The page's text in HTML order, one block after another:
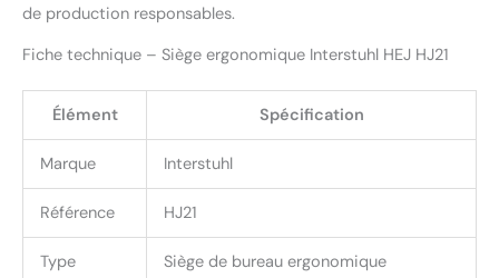
de production responsables.
Fiche technique – Siège ergonomique Interstuhl HEJ HJ21
Élément Spécification
Marque Interstuhl
Référence HJ21
Type Siège de bureau ergonomique